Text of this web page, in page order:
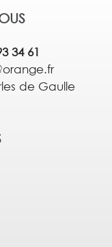
34 61
de Gaulle